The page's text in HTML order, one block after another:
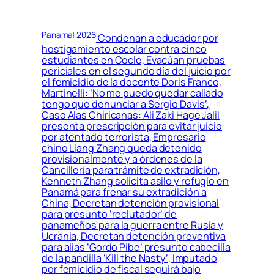
Panama! 2026Condenan a educador por
hostigamiento escolar contra cinco
estudiantes en Coclé, Evacúan pruebas
periciales en el segundo día del juicio por
el femicidio de la docente Doris Franco,
Martinelli: ‘No me puedo quedar callado
tengo que denunciar a Sergio Davis’,
Caso Alas Chiricanas: Ali Zaki Hage Jalil
presenta prescripción para evitar juicio
por atentado terrorista, Empresario
chino Liang Zhang queda detenido
provisionalmente y a órdenes de la
Cancillería para trámite de extradición,
Kenneth Zhang solicita asilo y refugio en
Panamá para frenar su extradición a
China, Decretan detención provisional
para presunto ‘reclutador’ de
panameños para la guerra entre Rusia y
Ucrania, Decretan detención preventiva
para alias ‘Gordo Pibe’ presunto cabecilla
de la pandilla ‘Kill the Nasty’, Imputado
por femicidio de fiscal seguirá bajo